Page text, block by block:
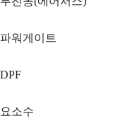
파워게이트
DPF
요소수